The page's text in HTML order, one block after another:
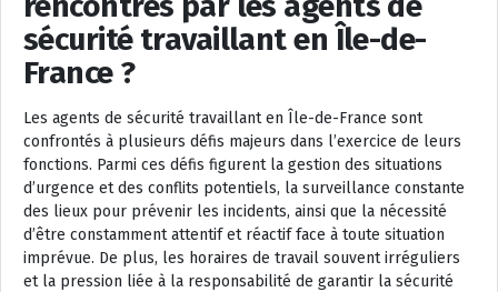
sécurité travaillant en Île-de-
France ?
Les agents de sécurité travaillant en Île-de-France sont
confrontés à plusieurs défis majeurs dans l’exercice de leurs
fonctions. Parmi ces défis figurent la gestion des situations
d’urgence et des conflits potentiels, la surveillance constante
des lieux pour prévenir les incidents, ainsi que la nécessité
d’être constamment attentif et réactif face à toute situation
imprévue. De plus, les horaires de travail souvent irréguliers
et la pression liée à la responsabilité de garantir la sécurité